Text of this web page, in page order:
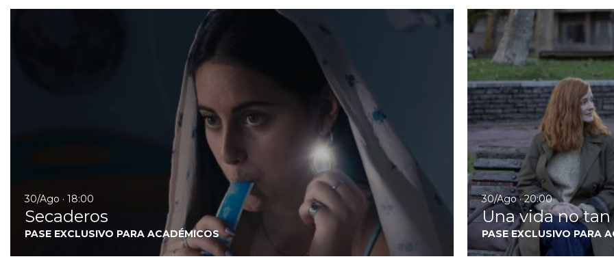
Ir a Secaderos
30/Ago · 18:00
Secaderos
PASE EXCLUSIVO PARA ACADÉMICOS
30/Ago · 20:00
Una vida no
PASE EXCLUSIVO PARA